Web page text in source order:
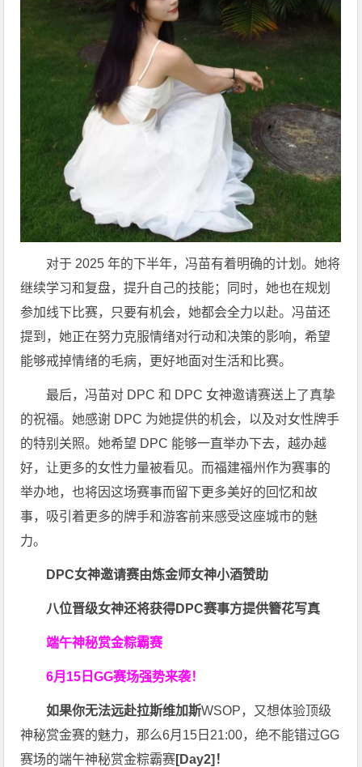
对于 2025 年的下半年，冯苗有着明确的计划。她将
继续学习和复盘，提升自己的技能；同时，她也在规划
参加线下比赛，只要有机会，她都会全力以赴。冯苗还
提到，她正在努力克服情绪对行动和决策的影响，希望
能够戒掉情绪的毛病，更好地面对生活和比赛。
最后，冯苗对 DPC 和 DPC 女神邀请赛送上了真挚
的祝福。她感谢 DPC 为她提供的机会，以及对女性牌手
的特别关照。她希望 DPC 能够一直举办下去，越办越
好，让更多的女性力量被看见。而福建福州作为赛事的
举办地，也将因这场赛事而留下更多美好的回忆和故
事，吸引着更多的牌手和游客前来感受这座城市的魅
力。
DPC女神邀请赛由炼金师女神小酒赞助
八位晋级女神还将获得DPC赛事方提供簪花写真
端午神秘赏金粽霸赛
6月15日GG赛场强势来袭！
如果你无法远赴拉斯维加斯WSOP，又想体验顶级
神秘赏金赛的魅力，那么6月15日21:00，绝不能错过GG
赛场的端午神秘赏金粽霸赛[Day2]！